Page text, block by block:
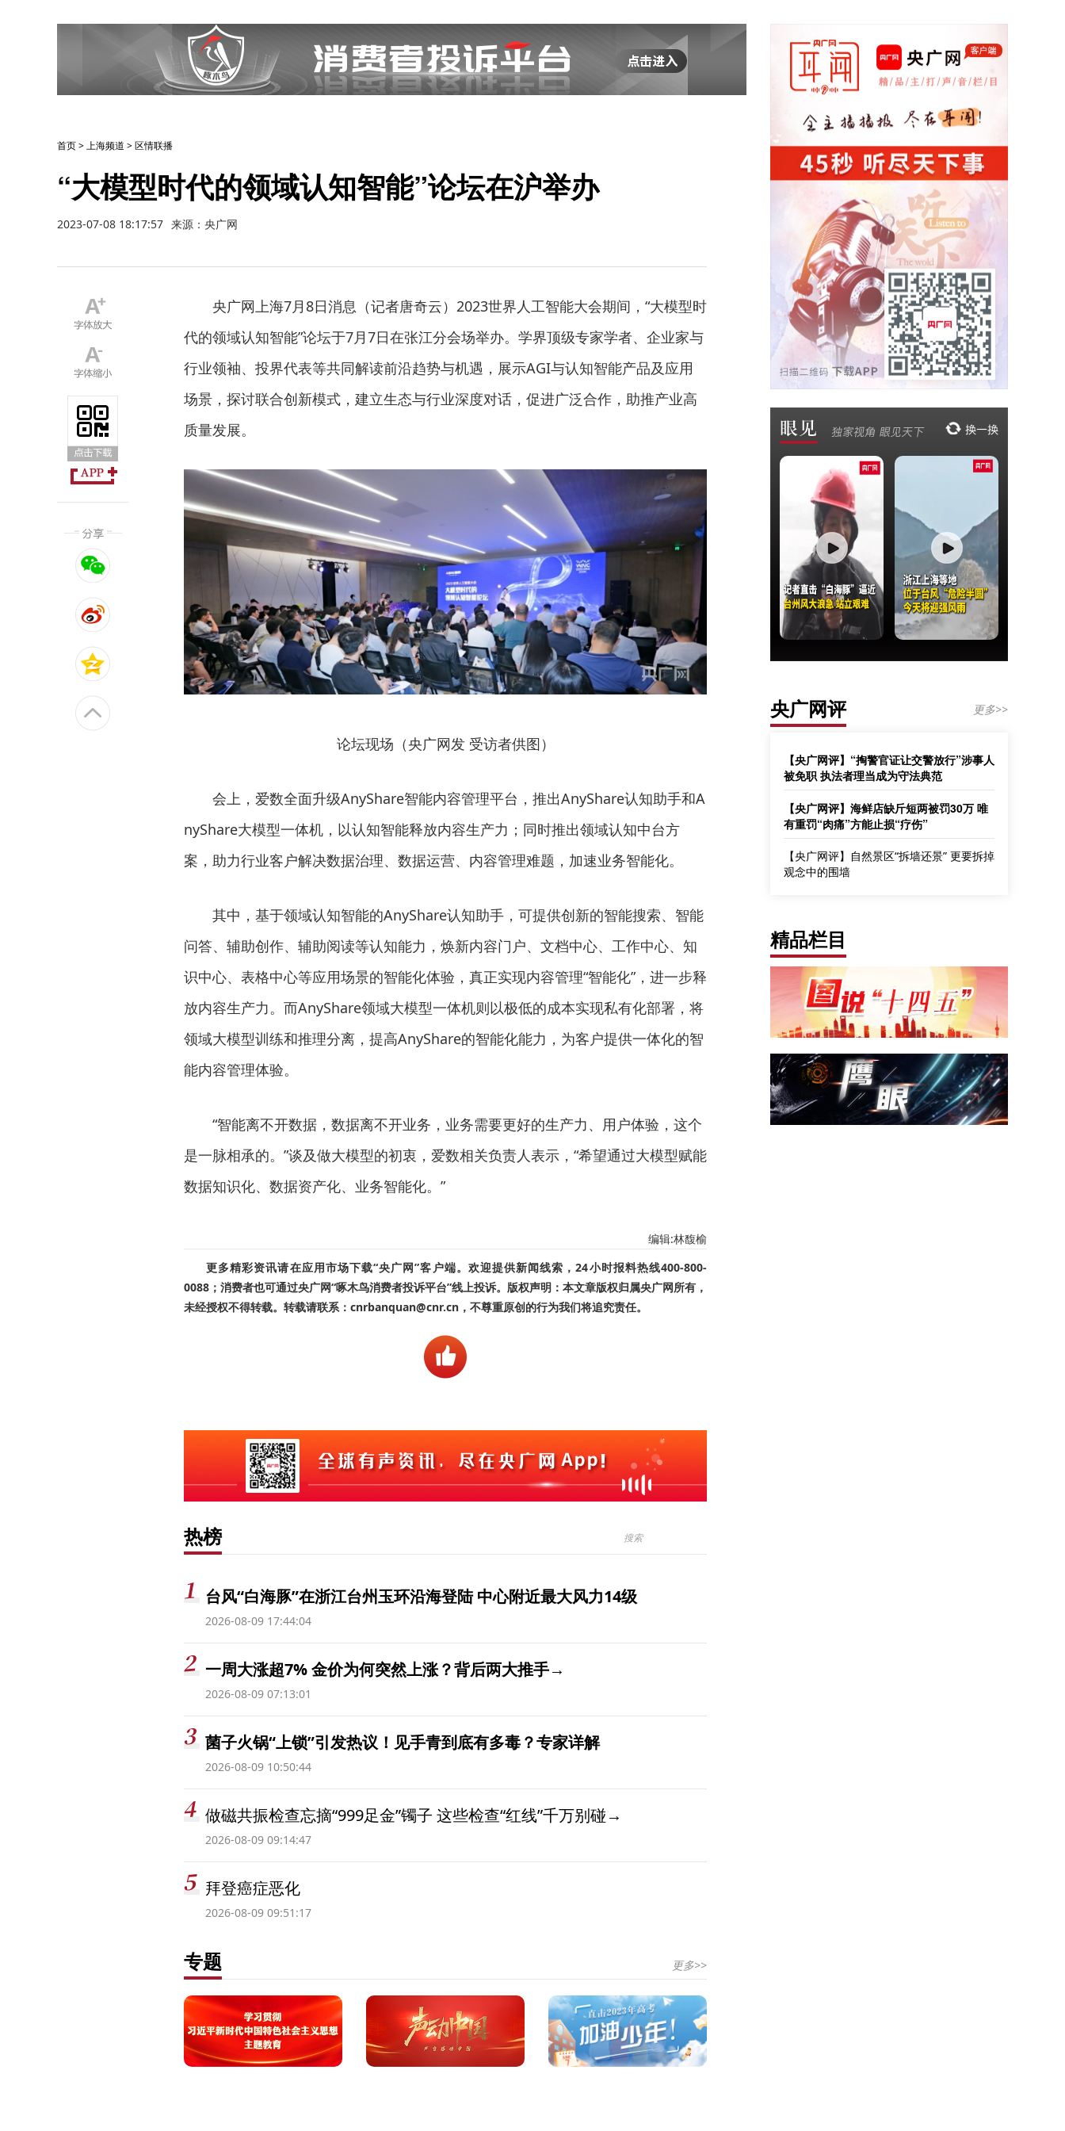
首页>上海频道 >区情联播
“大模型时代的领域认知智能”论坛在沪举办
2023-07-08 18:17:57 来源：央广网
央广网上海7月8日消息（记者唐奇云）2023世界人工智能大会期间，“大模型时
代的领域认知智能”论坛于7月7日在张江分会场举办。学界顶级专家学者、企业家与
行业领袖、投界代表等共同解读前沿趋势与机遇，展示AGI与认知智能产品及应用
场景，探讨联合创新模式，建立生态与行业深度对话，促进广泛合作，助推产业高
质量发展。
论坛现场（央广网发 受访者供图）
会上，爱数全面升级AnyShare智能内容管理平台，推出AnyShare认知助手和A
nyShare大模型一体机，以认知智能释放内容生产力；同时推出领域认知中台方
案，助力行业客户解决数据治理、数据运营、内容管理难题，加速业务智能化。
其中，基于领域认知智能的AnyShare认知助手，可提供创新的智能搜索、智能
问答、辅助创作、辅助阅读等认知能力，焕新内容门户、文档中心、工作中心、知
识中心、表格中心等应用场景的智能化体验，真正实现内容管理“智能化”，进一步释
放内容生产力。而AnyShare领域大模型一体机则以极低的成本实现私有化部署，将
领域大模型训练和推理分离，提高AnyShare的智能化能力，为客户提供一体化的智
能内容管理体验。
“智能离不开数据，数据离不开业务，业务需要更好的生产力、用户体验，这个
是一脉相承的。”谈及做大模型的初衷，爱数相关负责人表示，“希望通过大模型赋能
数据知识化、数据资产化、业务智能化。”
编辑:林馥榆
更多精彩资讯请在应用市场下载“央广网”客户端。欢迎提供新闻线索，24小时报料热线400-800-
0088；消费者也可通过央广网“啄木鸟消费者投诉平台”线上投诉。版权声明：本文章版权归属央广网所有，
未经授权不得转载。转载请联系：cnrbanquan@cnr.cn，不尊重原创的行为我们将追究责任。
热榜
台风“白海豚”在浙江台州玉环沿海登陆 中心附近最大风力14级
2026-08-09 17:44:04
一周大涨超7% 金价为何突然上涨？背后两大推手→
2026-08-09 07:13:01
菌子火锅“上锁”引发热议！见手青到底有多毒？专家详解
2026-08-09 10:50:44
做磁共振检查忘摘“999足金”镯子 这些检查“红线”千万别碰→
2026-08-09 09:14:47
拜登癌症恶化
2026-08-09 09:51:17
专题 更多>>
央广网评 更多>>
【央广网评】“掏警官证让交警放行”涉事人
被免职 执法者理当成为守法典范
【央广网评】海鲜店缺斤短两被罚30万 唯
有重罚“肉痛”方能止损“疗伤”
【央广网评】自然景区“拆墙还景” 更要拆掉
观念中的围墙
精品栏目